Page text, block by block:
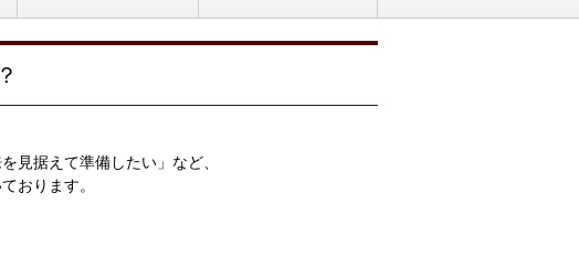
見据えて準備したい」など、
おります。